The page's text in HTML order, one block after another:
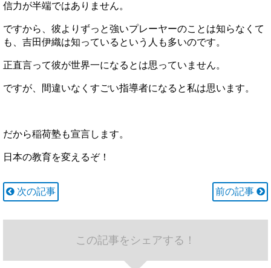
信力が半端ではありません。
ですから、彼よりずっと強いプレーヤーのことは知らなくて
も、吉田伊織は知っているという人も多いのです。
正直言って彼が世界一になるとは思っていません。
ですが、間違いなくすごい指導者になると私は思います。
だから稲荷塾も宣言します。
日本の教育を変えるぞ！
次の記事 前の記事
この記事をシェアする！